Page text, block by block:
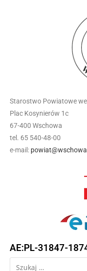
Starostwo Powiatowe
Plac Kosynierów 1c
67-400 Wschowa
tel. 65 540-48-00
e-mail:
AE:PL-31847-